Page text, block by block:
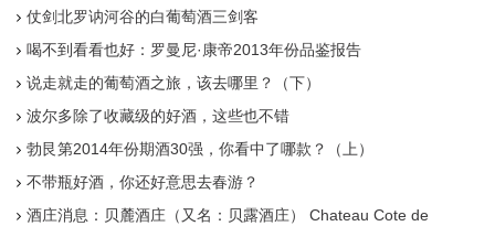
仗剑北罗讷河谷的白葡萄酒三剑客
喝不到看看也好：罗曼尼·康帝2013年份品鉴报告
说走就走的葡萄酒之旅，该去哪里？（下）
波尔多除了收藏级的好酒，这些也不错
勃艮第2014年份期酒30强，你看中了哪款？（上）
不带瓶好酒，你还好意思去春游？
酒庄消息：贝麓酒庄（又名：贝露酒庄） Chateau Cote de